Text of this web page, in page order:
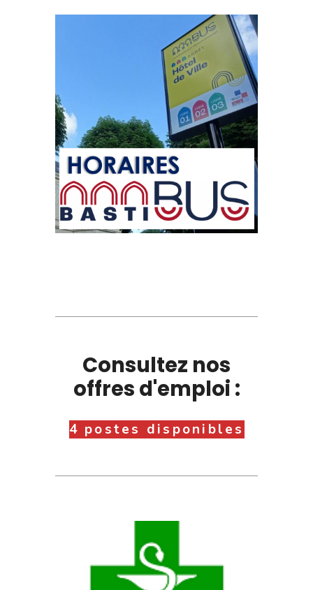
Consultez nos
offres d'emploi :
4 postes disponibles